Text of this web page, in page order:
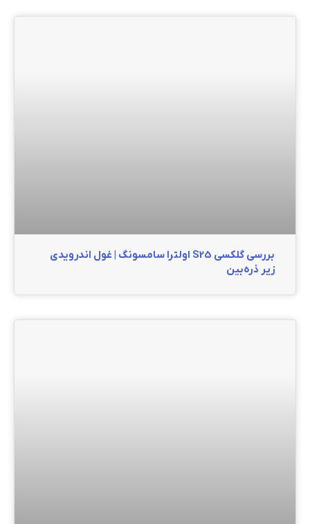
بررسی گلکسی S25 اولترا سامسونگ | غول اندرویدی
زیر ذره‌بین